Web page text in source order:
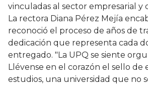
vinculadas al sector empresarial y
La rectora Diana Pérez Mejía
reconoció el proceso de años de
dedicación que representa cada
entregado. "La UPQ se siente
Llévense en el corazón el sello de
estudios, una universidad que no